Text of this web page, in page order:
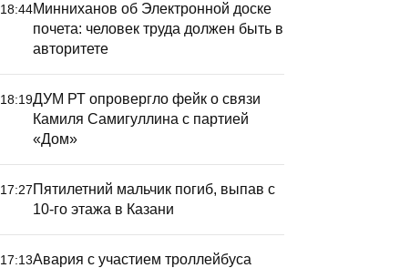
18:44Минниханов об Электронной доске
почета: человек труда должен быть в
авторитете
18:19ДУМ РТ опровергло фейк о связи
Камиля Самигуллина с партией
«Дом»
17:27Пятилетний мальчик погиб, выпав с
10-го этажа в Казани
17:13Авария с участием троллейбуса